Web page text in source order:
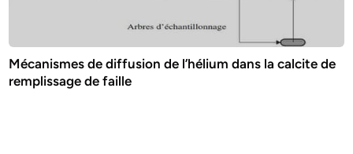
Mécanismes de diffusion de l’hélium dans la calcite de
remplissage de faille